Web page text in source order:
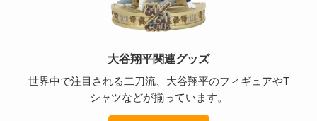
大谷翔平関連グッズ
世界中で注目される二刀流、大谷翔平のフィギュアやT
シャツなどが揃っています。